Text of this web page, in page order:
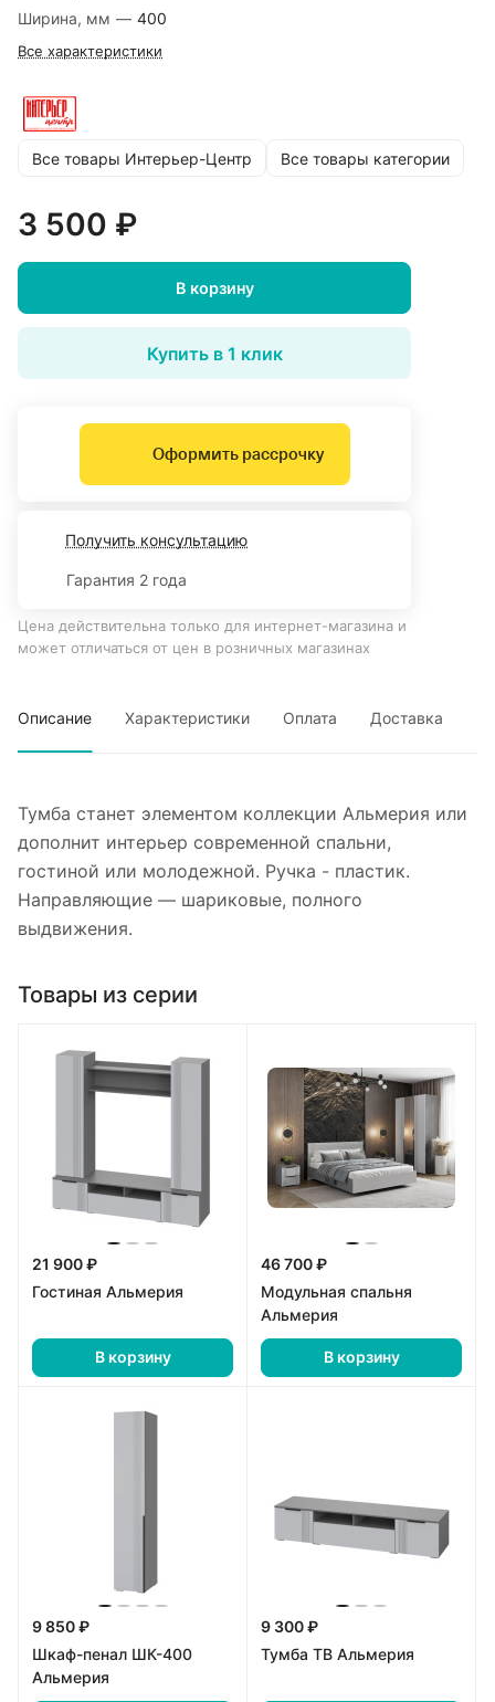
Ширина, мм — 400
Все характеристики
Все товары Интерьер-Центр Все товары категории
3 500 ₽
В корзину
Купить в 1 клик
Оформить рассрочку
Получить консультацию
Гарантия 2 года
Цена действительна только для интернет-магазина и
может отличаться от цен в розничных магазинах
Описание Характеристики Оплата Доставка
Тумба станет элементом коллекции Альмерия или
дополнит интерьер современной спальни,
гостиной или молодежной. Ручка - пластик.
Направляющие — шариковые, полного
выдвижения.
Товары из серии
21 900 ₽
Гостиная Альмерия
В корзину
46 700 ₽
Модульная спальня
Альмерия
В корзину
9 850 ₽
Шкаф-пенал ШК-400
Альмерия
9 300 ₽
Тумба ТВ Альмерия